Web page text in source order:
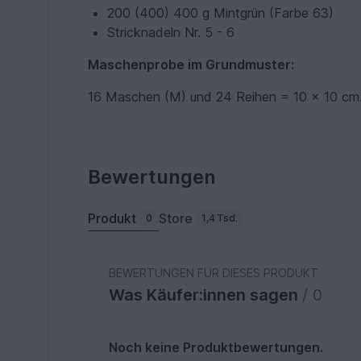
200 (400) 400 g Mintgrün (Farbe 63)
Stricknadeln Nr. 5 - 6
Maschenprobe im Grundmuster:
16 Maschen (M) und 24 Reihen = 10 x 10
Bewertungen
Produkt 0 Store 1,4 Tsd.
BEWERTUNGEN FÜR DIESES PRODUKT
Was Käufer:innen sagen / 0
Noch keine Produktbewertungen.